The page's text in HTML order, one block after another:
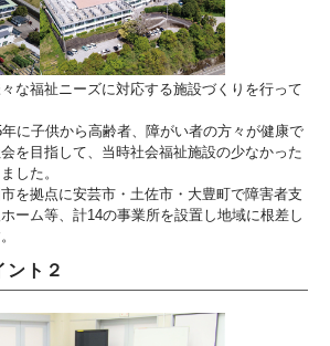
な福祉ニーズに対応する施設づくりを行って
に子供から高齢者、障がい者の方々が健康で
を目指して、当時社会福祉施設の少なかった
した。
を拠点に安芸市・土佐市・大豊町で障害者支
ーム等、計14の事業所を設置し地域に根差し
ント２